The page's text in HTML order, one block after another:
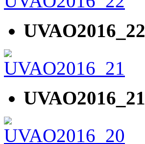
UVAO2016_22
UVAO2016_21